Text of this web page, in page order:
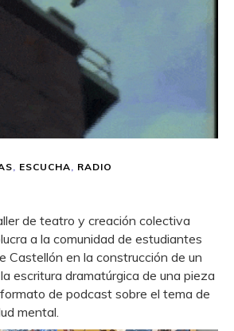
ESCUCHA RADIO
de teatro y creación colectiva
a la comunidad de estudiantes
Castellón en la construcción de un
escritura dramatúrgica de una pieza
de podcast sobre el tema de
mental.